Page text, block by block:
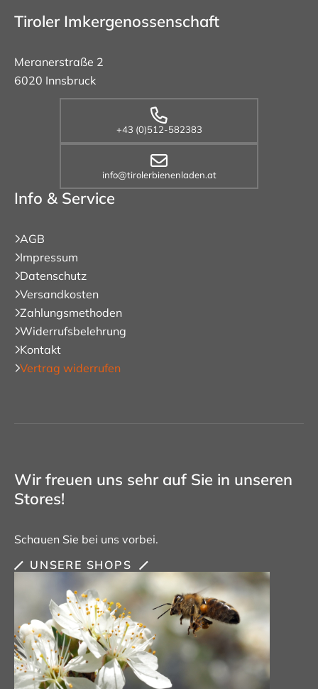
Tiroler Imkergenossenschaft
Meranerstraße 2
6020 Innsbruck
+43 (0)512-582383
info@tirolerbienenladen.at
Info & Service
AGB
Impressum
Datenschutz
Versandkosten
Zahlungsmethoden
Widerrufsbelehrung
Kontakt
Vertrag widerrufen
Wir freuen uns sehr auf Sie in unseren
Stores!
Schauen Sie bei uns vorbei.
UNSERE SHOPS